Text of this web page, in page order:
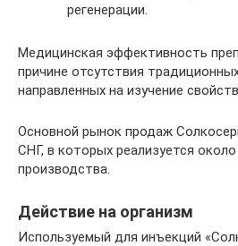
регенерации.
Медицинская эффективность
причине отсутствия
направленных на изучение свойств.
Основной рынок продаж
СНГ, в которых реализуется
производства.
Действие на организм
Используемый для инъекций